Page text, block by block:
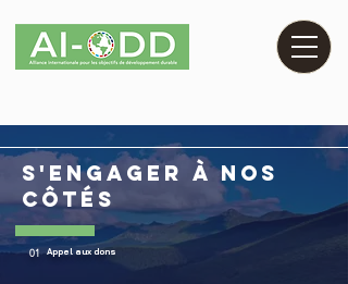
s'engager à nos
côtés
01 Appel aux dons